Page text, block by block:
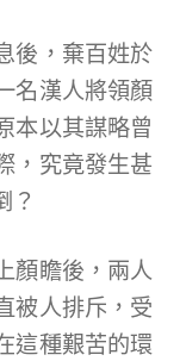
後，棄百姓於
名漢人將領顏
本以其謀略曾
，究竟發生甚
？
顏瞻後，兩人
被人排斥，受
這種艱苦的環